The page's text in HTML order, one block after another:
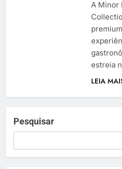
A Minor
estreia
LEIA
Pesquisar